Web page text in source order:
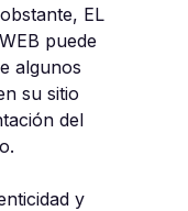
EL
puede
algunos
su sitio
del
y